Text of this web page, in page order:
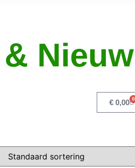
Nieuw
€ 0,00 0